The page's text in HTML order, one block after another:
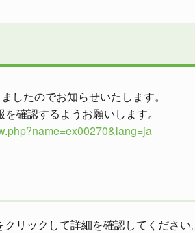
したのでお知らせいたします。
確認するようお願いします。
リックして詳細を確認してください。